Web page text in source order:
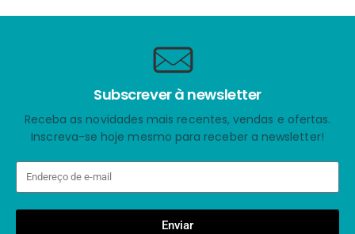
Subscrever à newsletter
Receba as novidades mais recentes, vendas e ofertas.
Inscreva-se hoje mesmo para receber a newsletter!
Enviar